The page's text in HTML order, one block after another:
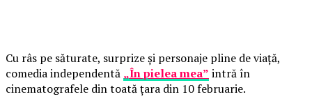
Cu râs pe săturate, surprize și personaje pline de viață,
comedia independentă „În pielea mea” intră în
cinematografele din toată țara din 10 februarie.